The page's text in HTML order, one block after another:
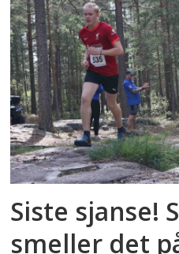
Siste sjanse!
smeller det